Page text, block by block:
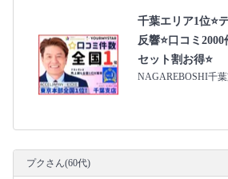
千葉エリア1位⭐
反響⭐️口コミ
セット割お得⭐
NAGAREBOSHI千
プクさん(60代)